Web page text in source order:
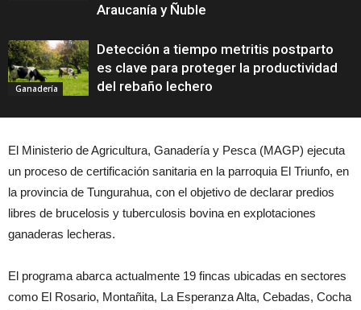
Araucanía y Ñuble
Ganadería
Detección a tiempo metritis postparto
es clave para proteger la productividad
del rebaño lechero
El Ministerio de Agricultura, Ganadería y Pesca (MAGP) ejecuta
un proceso de certificación sanitaria en la parroquia El Triunfo, en
la provincia de Tungurahua, con el objetivo de declarar predios
libres de brucelosis y tuberculosis bovina en explotaciones
ganaderas lecheras.
El programa abarca actualmente 19 fincas ubicadas en sectores
como El Rosario, Montañita, La Esperanza Alta, Cebadas, Cocha